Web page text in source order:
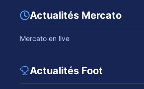
Actualités Mercato
Mercato en live
Actualités Foot